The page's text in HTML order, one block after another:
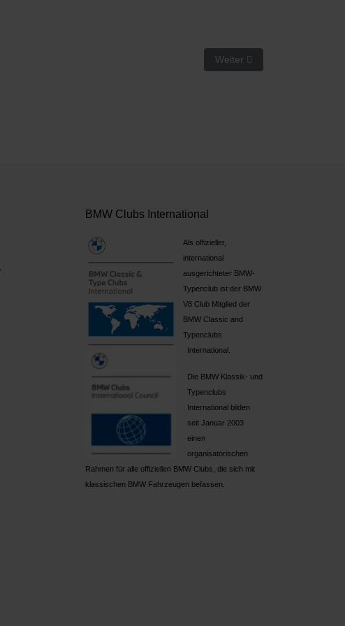
Nächster Beitrag:
Weiter
BMW Clubs International
Als offizieller,
international
ausgerichteter BMW-
Typenclub ist der BMW
V8 Club Mitglied der
BMW Classic and
Typenclubs
International.
Die BMW Klassik- und
Typenclubs
International bilden
seit Januar 2003
einen
organisatorischen
Rahmen für alle offiziellen BMW Clubs, die sich mit
klassischen BMW Fahrzeugen befassen.